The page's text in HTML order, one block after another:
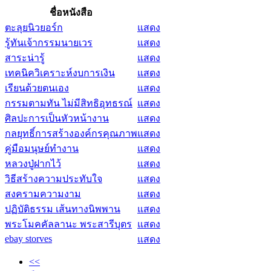
ชื่อหนังสือ
ตะลุยนิวยอร์ก
แสดง
รู้ทันเจ้ากรรมนายเวร
แสดง
สาระน่ารู้
แสดง
เทคนิควิเคราะห์งบการเงิน
แสดง
เรียนด้วยตนเอง
แสดง
กรรมตามทัน ไม่มีสิทธิอุทธรณ์ แสดง
ศิลปะการเป็นหัวหน้างาน
แสดง
กลยุทธิ์การสร้างองค์กรคุณภาพแสดง
คู่มือมนุษย์ทำงาน
แสดง
หลวงปู่ฝากไว้
แสดง
วิธีสร้างความประทับใจ
แสดง
สงครามความงาม
แสดง
ปฏิบัติธรรม เส้นทางนิพพาน
แสดง
พระโมคคัลลานะ พระสารีบุตร
แสดง
ebay storves
แสดง
<<